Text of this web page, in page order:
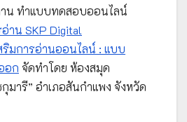
น ทำแบบทดสอบออนไลน์
าน SKP Digital
ริมการอ่านออนไลน์ : แบบ
อก จัดทำโดย ห้องสมุด
มารี” อำเภอสันกำแพง จังหวัด